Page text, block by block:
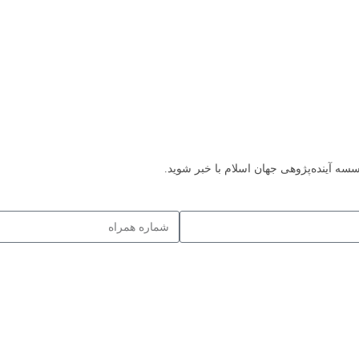
آینده‌پژوهی جهان اسلام با خبر شوید.